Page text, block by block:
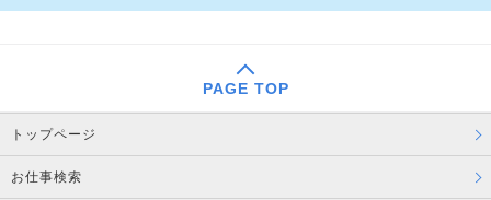
PAGE TOP
トップページ
お仕事検索